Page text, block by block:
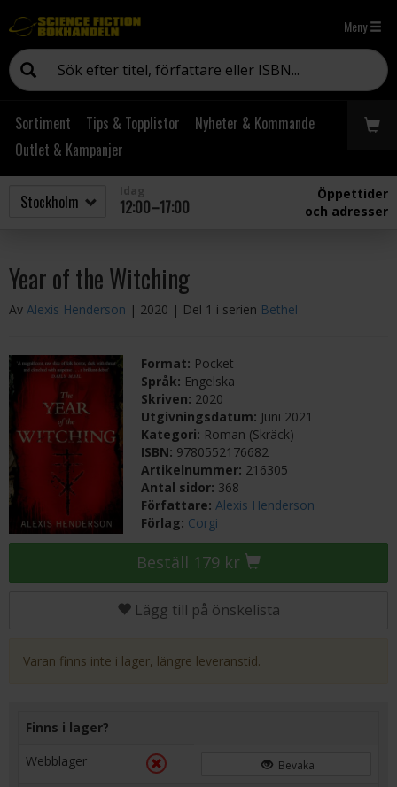
Meny
Sortiment Tips & Topplistor
Nyheter & Kommande
Outlet & Kampanjer
12:00–17:00
Öppettider
och adresser
Year of the Witching
Av Alexis Henderson | 2020 | Del 1 i serien Bethel
Format: Pocket
Språk: Engelska
Skriven: 2020
Utgivningsdatum: Juni 2021
Kategori: Roman (Skräck)
ISBN: 9780552176682
Artikelnummer: 216305
Antal sidor: 368
Författare:Alexis Henderson
Förlag: Corgi
Beställ 179 kr
Lägg till på önskelista
Varan finns inte i lager, längre leveranstid.
Finns i lager?
Webblager
Bevaka